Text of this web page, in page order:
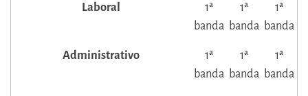
Laboral
1ª
banda
1ª
banda
1ª
banda
Administrativo
1ª
banda
1ª
banda
1ª
banda